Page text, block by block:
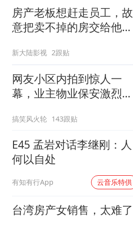
房产老板想赶走员工，故
意把卖不掉的房交给他
新大陆影视 2跟贴
网友小区内拍到惊人一
幕，业主物业保安激烈争
搞笑风火轮 143跟贴
E45 孟岩对话李继刚：人
何以自处
有知有行App 云音乐特供
台湾房产女销售，太难了